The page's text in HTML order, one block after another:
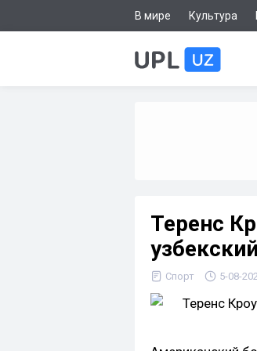
В мире Культура
Теренс
Спорт 5-08-